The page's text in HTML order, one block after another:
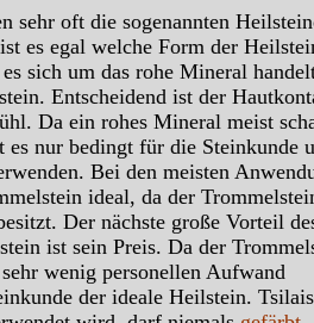
sehr oft die sogenannten
es egal welche Form der
sich um das rohe Mineral
Entscheidend ist der
Da ein rohes Mineral meist
es nur bedingt für die Steinkunde
Bei den meisten
ideal, da der
Der nächste große Vorteil
ist sein Preis. Da der
wenig personellen Aufwand
der ideale Heilstein.